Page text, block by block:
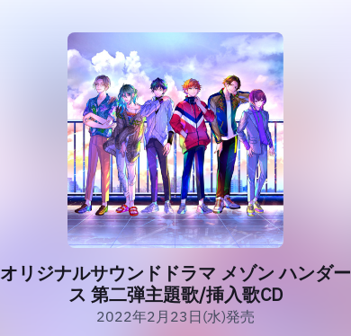
オリジナルサウンドドラマ メゾン ハンダー
ス 第二弾主題歌/挿入歌CD
2022年2月23日(水)発売